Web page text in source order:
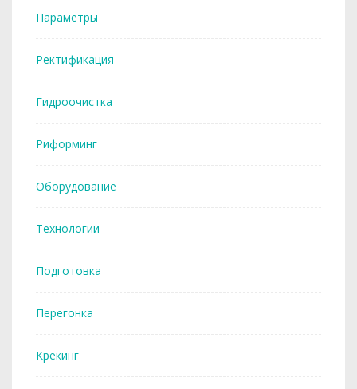
Параметры
Ректификация
Гидроочистка
Риформинг
Оборудование
Технологии
Подготовка
Перегонка
Крекинг